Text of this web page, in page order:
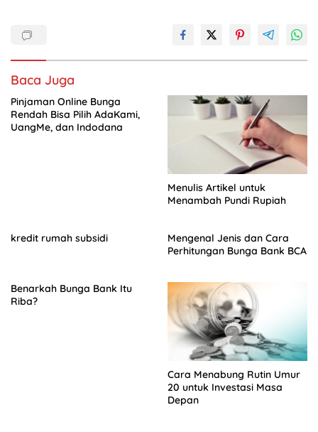
Baca Juga
Pinjaman Online Bunga
Rendah Bisa Pilih AdaKami,
UangMe, dan Indodana
Menulis Artikel untuk
Menambah Pundi Rupiah
kredit rumah subsidi
Mengenal Jenis dan Cara
Perhitungan Bunga Bank BCA
Benarkah Bunga Bank Itu
Riba?
Cara Menabung Rutin Umur
20 untuk Investasi Masa
Depan